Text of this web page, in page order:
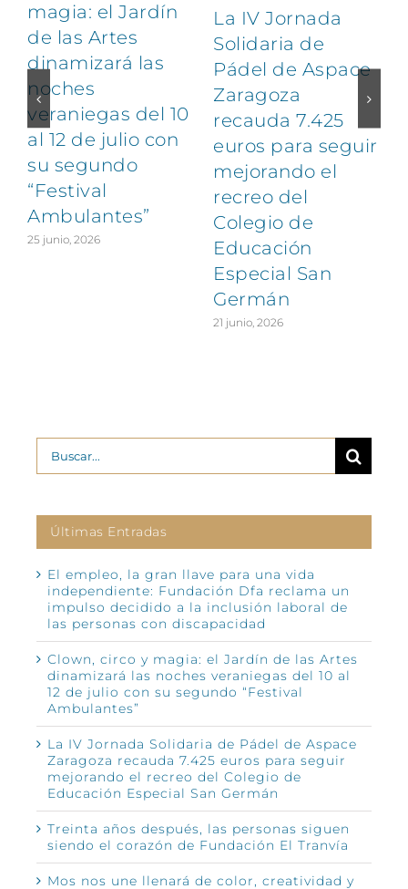
magia: el Jardín
de las Artes
dinamizará las
noches
veraniegas del 10
al 12 de julio con
su segundo
“Festival
Ambulantes”
25 junio, 2026
La IV Jornada
Solidaria de
Pádel de Aspace
Zaragoza
recauda 7.425
euros para seguir
mejorando el
recreo del
Colegio de
Educación
Especial San
Germán
21 junio, 2026
Buscar:
Últimas Entradas
El empleo, la gran llave para una vida
independiente: Fundación Dfa reclama un
impulso decidido a la inclusión laboral de
las personas con discapacidad
Clown, circo y magia: el Jardín de las Artes
dinamizará las noches veraniegas del 10 al
12 de julio con su segundo “Festival
Ambulantes”
La IV Jornada Solidaria de Pádel de Aspace
Zaragoza recauda 7.425 euros para seguir
mejorando el recreo del Colegio de
Educación Especial San Germán
Treinta años después, las personas siguen
siendo el corazón de Fundación El Tranvía
Mos nos une llenará de color, creatividad y